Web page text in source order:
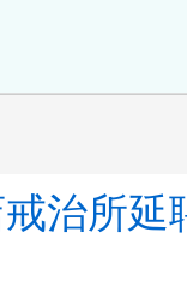
治所延